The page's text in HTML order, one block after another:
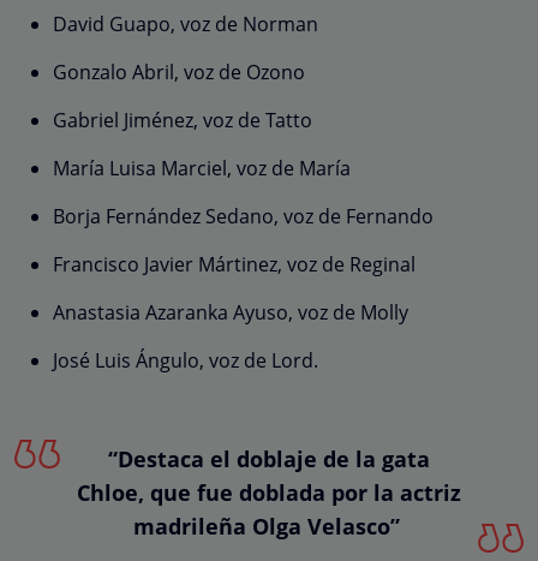
David Guapo, voz de Norman
Gonzalo Abril, voz de Ozono
Gabriel Jiménez, voz de Tatto
María Luisa Marciel, voz de María
Borja Fernández Sedano, voz de Fernando
Francisco Javier Mártinez, voz de Reginal
Anastasia Azaranka Ayuso, voz de Molly
José Luis Ángulo, voz de Lord.
“Destaca el doblaje de la gata
Chloe, que fue doblada por la actriz
madrileña Olga Velasco”